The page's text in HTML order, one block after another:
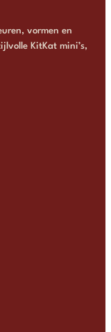
vormen en
KitKat mini’s,